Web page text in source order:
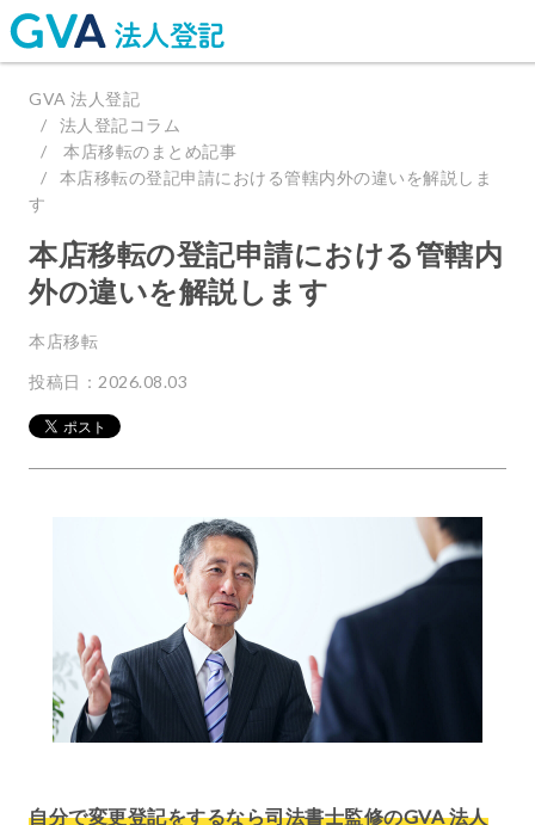
GVA 法人登記
法人登記コラム
本店移転のまとめ記事
本店移転の登記申請における管轄内外の違いを解説しま
す
本店移転の登記申請における管轄内
外の違いを解説します
本店移転
投稿日：2026.08.03
自分で変更登記をするなら司法書士監修のGVA 法人